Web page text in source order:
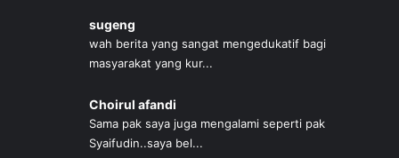
sugeng
wah berita yang sangat mengedukatif bagi
masyarakat yang kur...
Choirul afandi
Sama pak saya juga mengalami seperti pak
Syaifudin..saya bel...